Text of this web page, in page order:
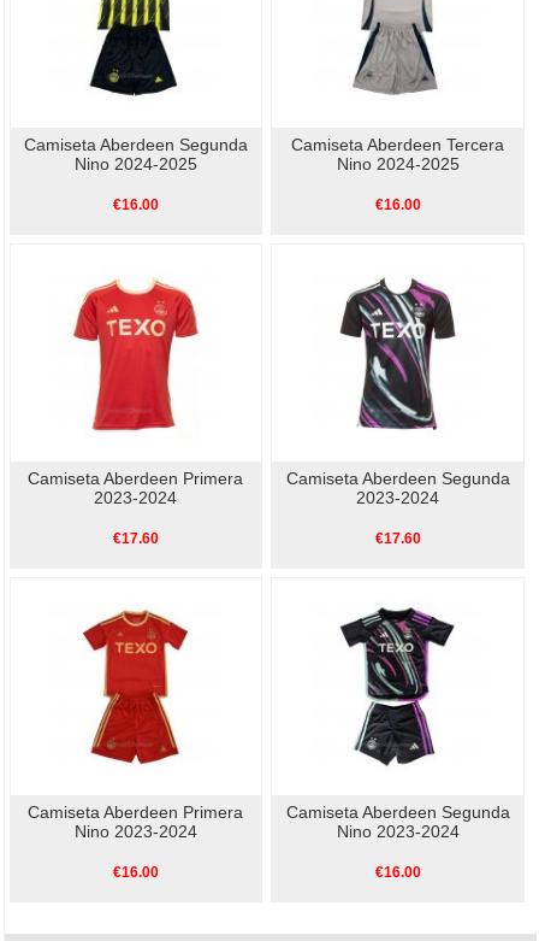
Camiseta Aberdeen Segunda
Nino 2024-2025
€16.00
Camiseta Aberdeen Tercera
Nino 2024-2025
€16.00
Camiseta Aberdeen Primera
2023-2024
€17.60
Camiseta Aberdeen Segunda
2023-2024
€17.60
Camiseta Aberdeen Primera
Nino 2023-2024
€16.00
Camiseta Aberdeen Segunda
Nino 2023-2024
€16.00